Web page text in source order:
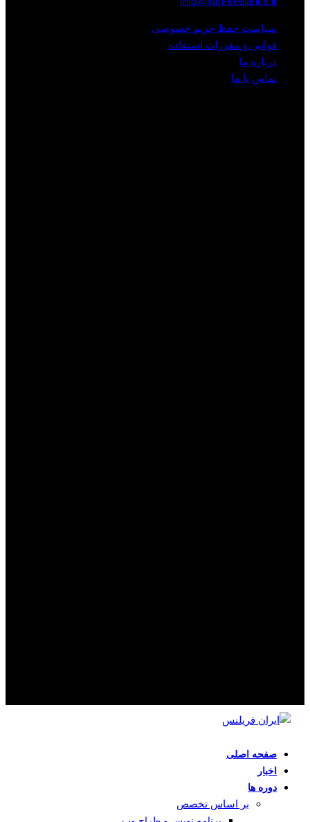
سیاست حفظ حریم خصوصی
قوانین و مقررات استفاده
درباره ما
تماس با ما
صفحه اصلی
اخبار
دوره ها
بر اساس تخصص